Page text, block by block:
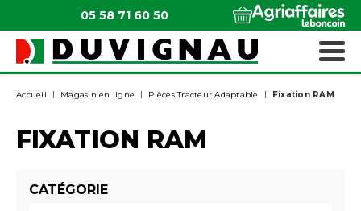
05 58 71 60 50
Accueil Magasin en ligne Pièces Tracteur Adaptable Fixation RAM
FIXATION RAM
CATÉGORIE